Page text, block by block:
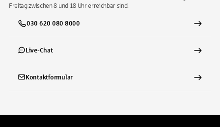
Freitag zwischen 8 und 18 Uhr erreichbar sind.
030 620 080 8000
Live-Chat
Kontaktformular